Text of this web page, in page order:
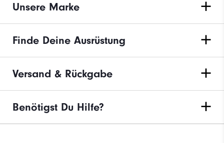
Unsere Marke
Finde Deine Ausrüstung
Versand & Rückgabe
Benötigst Du Hilfe?